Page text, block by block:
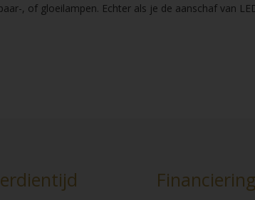
, of gloeilampen. Echter als je de aanschaf van
Financiering